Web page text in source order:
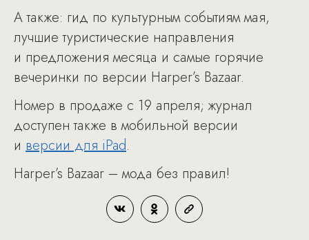
А также: гид по культурным событиям мая,
лучшие туристические направления
и предложения месяца и самые горячие
вечеринки по версии Harper’s Bazaar.
Номер в продаже с 19 апреля; журнал
доступен также в мобильной версии
и версии для iPad.
Harper’s Bazaar – мода без правил!